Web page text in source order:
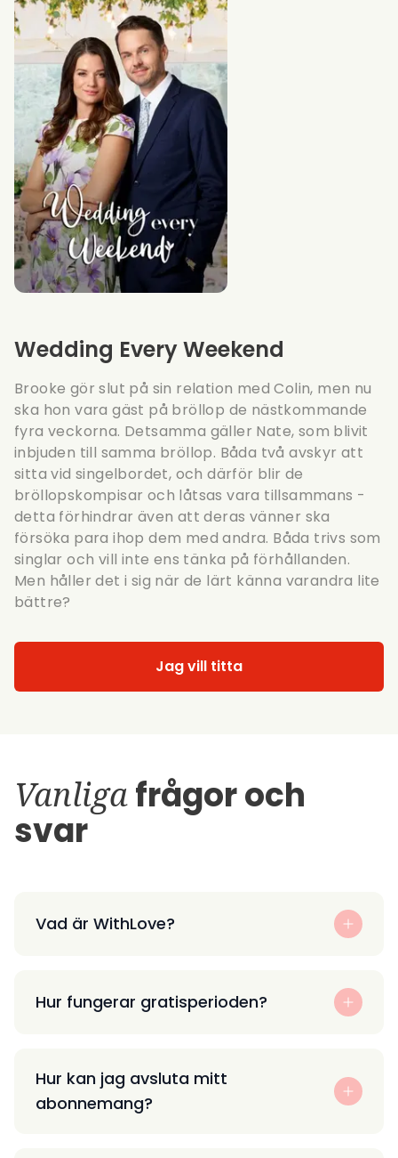
Wedding Every Weekend
Brooke gör slut på sin relation med Colin, men nu
ska hon vara gäst på bröllop de nästkommande
fyra veckorna. Detsamma gäller Nate, som blivit
inbjuden till samma bröllop. Båda två avskyr att
sitta vid singelbordet, och därför blir de
bröllopskompisar och låtsas vara tillsammans -
detta förhindrar även att deras vänner ska
försöka para ihop dem med andra. Båda trivs som
singlar och vill inte ens tänka på förhållanden.
Men håller det i sig när de lärt känna varandra lite
bättre?
Jag vill titta
Vanligafrågor och
svar
Vad är WithLove?
Hur fungerar gratisperioden?
Hur kan jag avsluta mitt
abonnemang?